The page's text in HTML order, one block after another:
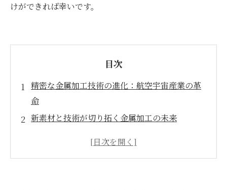
けができれば幸いです。
目次
精密な金属加工技術の進化：航空宇宙産業の革
命
新素材と技術が切り拓く金属加工の未来